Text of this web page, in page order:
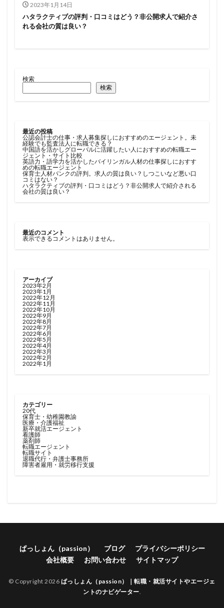
2023年1月14日
ハタラクティブの評判・口コミはどう？非公開求人で紹介さ
れる会社の質は良い？
検索
検索
最近の投稿
公認会計士の仕事・求人募集探しにおすすめのエージェント。未
経験でも監査法人に転職できる？
中国語を活かしグローバルに活躍したい人におすすめの転職エー
ジェント・サイト比較
英語力・語学力を活かしたバイリンガル人材の仕事探しにおすす
めの転職エージェント
保育士人材バンクの評判。求人の質は良い？しつこいなど悪い口
コミはない？
ハタラクティブの評判・口コミはどう？非公開求人で紹介される
会社の質は良い？
最近のコメント
表示できるコメントはありません。
アーカイブ
2023年2月
2023年1月
2022年12月
2022年11月
2022年10月
2022年9月
2022年8月
2022年7月
2022年6月
2022年5月
2022年4月
2022年3月
2022年2月
2022年1月
カテゴリー
20代
保育士・幼稚園教諭
医療・介護福祉
新卒就活エージェント
看護師
薬剤師
転職エージェント
転職サイト
退職代行・弁護士事務所
障害者雇用・就労移行支援
ぱっしょん（passion） ブログ
プライバシーポリシー
会社概要
お問い合わせ サイトマップ
© Copyright 2026 ぱっしょん（passion）｜転職・就活サイトやエージェ
ントのナビゲーター